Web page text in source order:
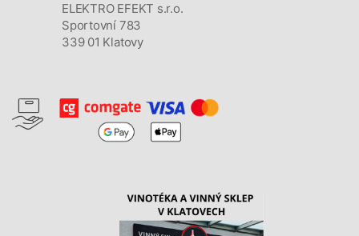
ELEKTRO EFEKT s.r.o.
Sportovní 783
339 01 Klatovy